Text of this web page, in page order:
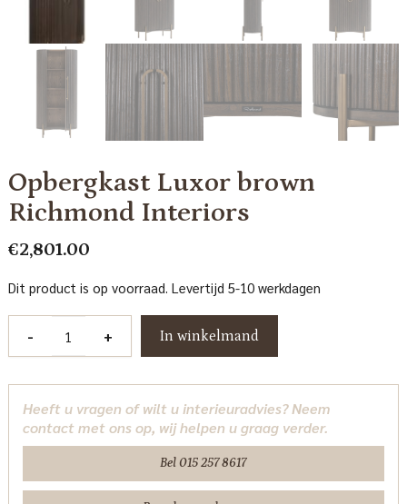
Opbergkast Luxor brown
Richmond Interiors
€2,801.00
Dit product is op voorraad. Levertijd 5-10 werkdagen
-
Richmond
Interiors
aantal
+ In winkelmand
Heeft u vragen of wilt u interieuradvies? Neem
contact met ons op, wij helpen u graag verder.
Bel 015 257 8617